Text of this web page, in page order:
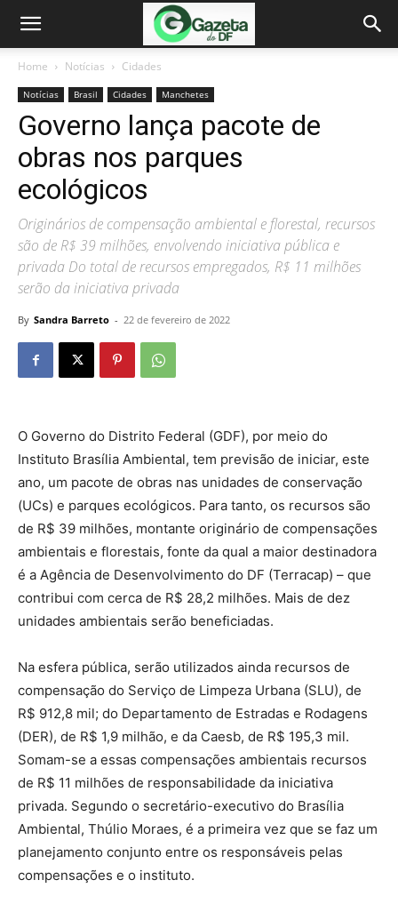
Home Notícias Cidades
Notícias Brasil Cidades Manchetes
Governo lança pacote de
obras nos parques
ecológicos
Originários de compensação ambiental e florestal, recursos
são de R$ 39 milhões, envolvendo iniciativa pública e
privada Do total de recursos empregados, R$ 11 milhões
serão da iniciativa privada
By Sandra Barreto - 22 de fevereiro de 2022
O Governo do Distrito Federal (GDF), por meio do
Instituto Brasília Ambiental, tem previsão de iniciar, este
ano, um pacote de obras nas unidades de conservação
(UCs) e parques ecológicos. Para tanto, os recursos são
de R$ 39 milhões, montante originário de compensações
ambientais e florestais, fonte da qual a maior destinadora
é a Agência de Desenvolvimento do DF (Terracap) – que
contribui com cerca de R$ 28,2 milhões. Mais de dez
unidades ambientais serão beneficiadas.
Na esfera pública, serão utilizados ainda recursos de
compensação do Serviço de Limpeza Urbana (SLU), de
R$ 912,8 mil; do Departamento de Estradas e Rodagens
(DER), de R$ 1,9 milhão, e da Caesb, de R$ 195,3 mil.
Somam-se a essas compensações ambientais recursos
de R$ 11 milhões de responsabilidade da iniciativa
privada. Segundo o secretário-executivo do Brasília
Ambiental, Thúlio Moraes, é a primeira vez que se faz um
planejamento conjunto entre os responsáveis pelas
compensações e o instituto.